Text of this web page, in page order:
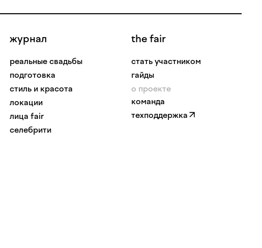
журнал
реальные свадьбы
подготовка
стиль и красота
локации
лица fair
селебрити
the fair
стать участником
гайды
о проекте
команда
техподдержка